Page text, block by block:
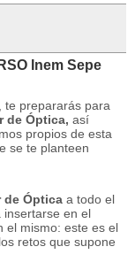
Inem Sepe
te prepararás para
de Óptica, así
propios de esta
se te planteen
de Óptica a todo el
insertarse en el
el mismo: este es el
retos que supone